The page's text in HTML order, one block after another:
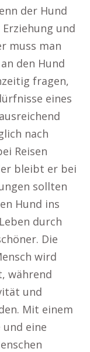
der Hund
und
muss man
den Hund
fragen,
eines
nach
Reisen
bleibt er bei
sollten
Hund ins
durch
Die
wird
während
und
Mit einem
eine